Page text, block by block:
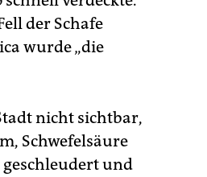
der Schafe
wurde „die
nicht sichtbar,
Schwefelsäure
und